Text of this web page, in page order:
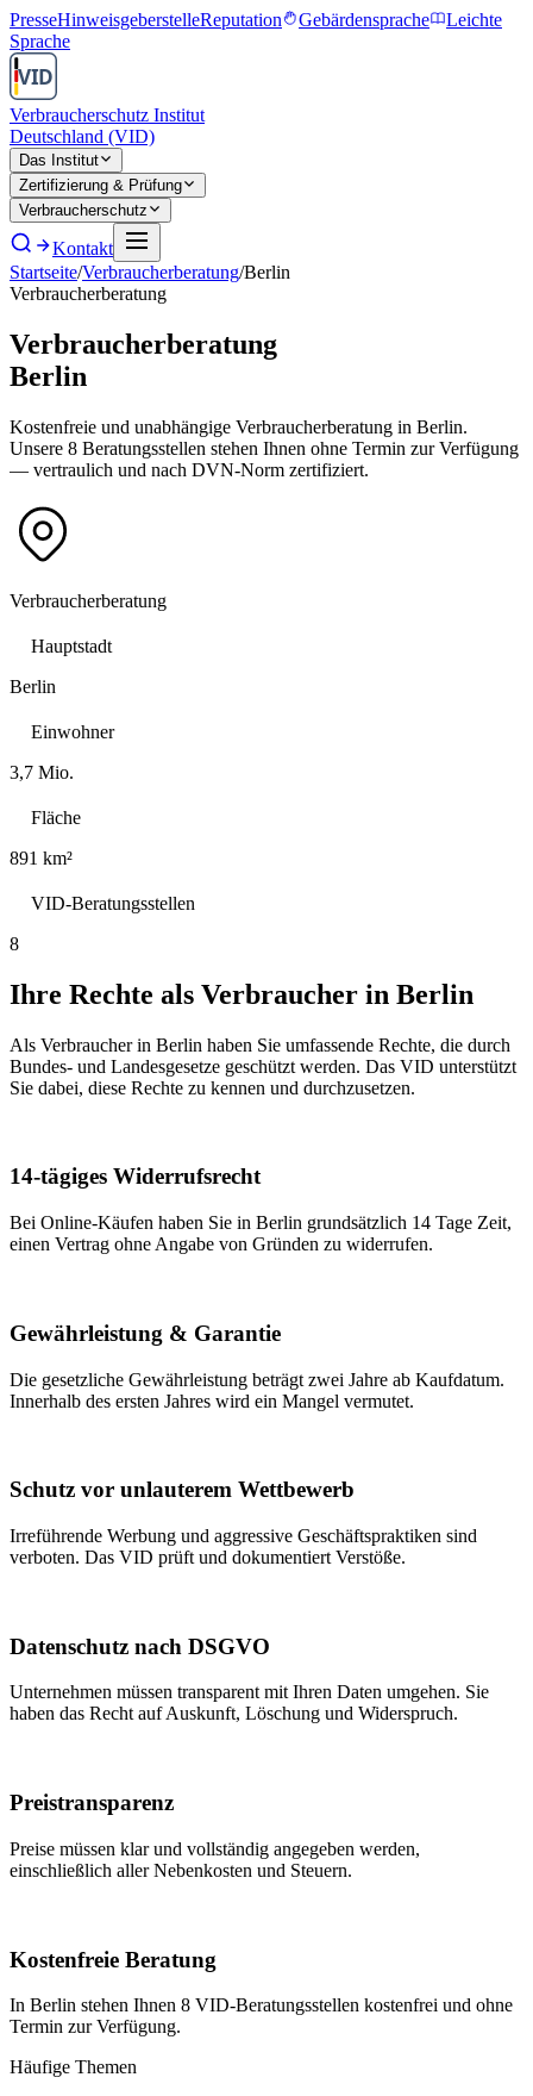
PresseHinweisgeberstelleReputation Gebärdensprache
Leichte
Sprache
Verbraucherschutz Institut
Deutschland (VID)
Das Institut
Zertifizierung & Prüfung
Verbraucherschutz
Kontakt
Startseite/Verbraucherberatung/Berlin
Verbraucherberatung
Verbraucherberatung
Berlin
Kostenfreie und unabhängige Verbraucherberatung in Berlin.
Unsere 8 Beratungsstellen stehen Ihnen ohne Termin zur Verfügung
— vertraulich und nach DVN-Norm zertifiziert.
Verbraucherberatung
Hauptstadt
Berlin
Einwohner
3,7 Mio.
Fläche
891 km²
VID-Beratungsstellen
8
Ihre Rechte als Verbraucher in Berlin
Als Verbraucher in Berlin haben Sie umfassende Rechte, die durch
Bundes- und Landesgesetze geschützt werden. Das VID unterstützt
Sie dabei, diese Rechte zu kennen und durchzusetzen.
14-tägiges Widerrufsrecht
Bei Online-Käufen haben Sie in Berlin grundsätzlich 14 Tage Zeit,
einen Vertrag ohne Angabe von Gründen zu widerrufen.
Gewährleistung & Garantie
Die gesetzliche Gewährleistung beträgt zwei Jahre ab Kaufdatum.
Innerhalb des ersten Jahres wird ein Mangel vermutet.
Schutz vor unlauterem Wettbewerb
Irreführende Werbung und aggressive Geschäftspraktiken sind
verboten. Das VID prüft und dokumentiert Verstöße.
Datenschutz nach DSGVO
Unternehmen müssen transparent mit Ihren Daten umgehen. Sie
haben das Recht auf Auskunft, Löschung und Widerspruch.
Preistransparenz
Preise müssen klar und vollständig angegeben werden,
einschließlich aller Nebenkosten und Steuern.
Kostenfreie Beratung
In Berlin stehen Ihnen 8 VID-Beratungsstellen kostenfrei und ohne
Termin zur Verfügung.
Häufige Themen